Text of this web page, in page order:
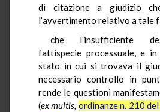
di citazione a giudizio
l’avvertimento relativo a tale
che l’insufficiente
fattispecie processuale, e
stato in cui si trovava il
necessario controllo in
rende le questioni
(ex multis, ordinanze n. 210